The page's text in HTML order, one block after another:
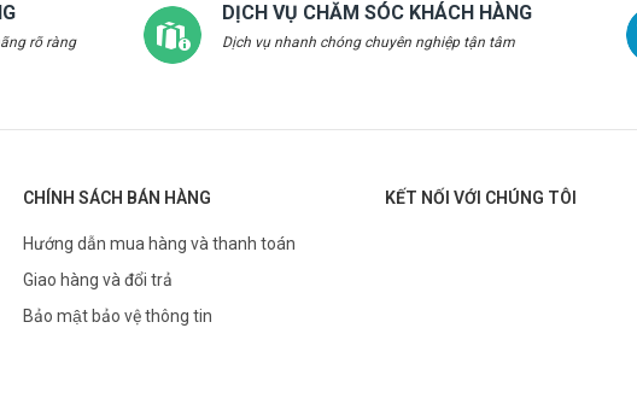
rõ ràng
DỊCH VỤ CHĂM SÓC KHÁCH HÀNG
Dịch vụ nhanh chóng chuyên nghiệp tận tâm
CHÍNH SÁCH BÁN HÀNG
Hướng dẫn mua hàng và thanh toán
Giao hàng và đổi trả
Bảo mật bảo vệ thông tin
KẾT NỐI VỚI CHÚNG TÔI